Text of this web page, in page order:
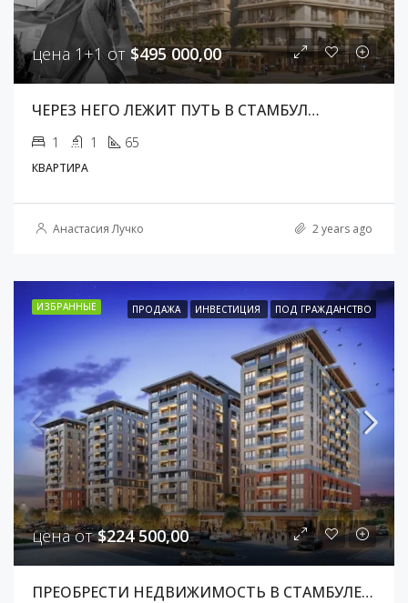
цена 1+1 от $495 000,00
ЧЕРЕЗ НЕГО ЛЕЖИТ ПУТЬ В СТАМБУЛ…
1 1 65
КВАРТИРА
Анастасия Лучко 2 years ago
ИЗБРАННЫЕ ПРОДАЖА ИНВЕСТИЦИЯ ПОД ГРАЖДАНСТВО
цена от$224 500,00
ПРЕОБРЕСТИ НЕДВИЖИМОСТЬ В СТАМБУЛЕ ПО ЛУЧШИМ ЦЕНАМ